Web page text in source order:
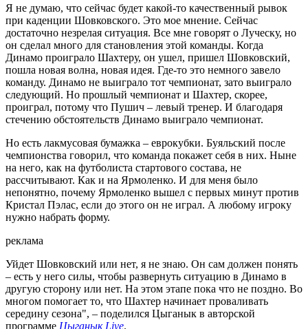
Я не думаю, что сейчас будет какой-то качественный рывок
при каденции Шовковского. Это мое мнение. Сейчас
достаточно незрелая ситуация. Все мне говорят о Луческу, но
он сделал много для становления этой команды. Когда
Динамо проиграло Шахтеру, он ушел, пришел Шовковский,
пошла новая волна, новая идея. Где-то это немного завело
команду. Динамо не выиграло тот чемпионат, зато выиграло
следующий. Но прошлый чемпионат и Шахтер, скорее,
проиграл, потому что Пушич – левый тренер. И благодаря
стечению обстоятельств Динамо выиграло чемпионат.
Но есть лакмусовая бумажка – еврокубки. Буяльский после
чемпионства говорил, что команда покажет себя в них. Ныне
на него, как на футболиста стартового состава, не
рассчитывают. Как и на Ярмоленко. И для меня было
непонятно, почему Ярмоленко вышел с первых минут против
Кристал Пэлас, если до этого он не играл. А любому игроку
нужно набрать форму.
реклама
Уйдет Шовковский или нет, я не знаю. Он сам должен понять
– есть у него силы, чтобы развернуть ситуацию в Динамо в
другую сторону или нет. На этом этапе пока что не поздно. Во
многом помогает то, что Шахтер начинает проваливать
середину сезона", – поделился Цыганык в авторской
программе Цыганык Live.